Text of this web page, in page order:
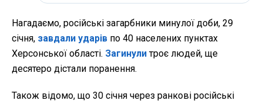
Нагадаємо, російські загарбники минулої доби, 29
січня, завдали ударів по 40 населених пунктах
Херсонської області. Загинулитроє людей, ще
десятеро дістали поранення.
Також відомо, що 30 січня через ранкові російські